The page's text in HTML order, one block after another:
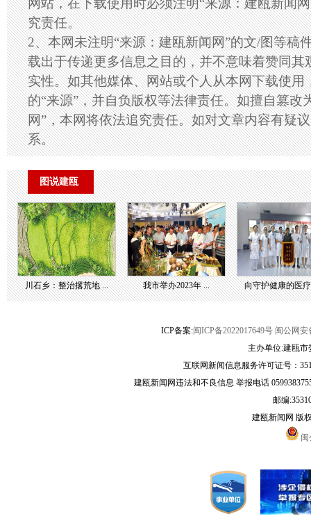
网站，在下载使用时必须注明“来源：建瓯新闻
究责任。
2、本网未注明“来源：建瓯新闻网”的文/图等稿
载出于传递更多信息之目的，并不意味着赞同其
实性。如其他媒体、网站或个人从本网下载使用
的“来源”，并自负版权等法律责任。如擅自篡改
网”，本网将依法追究责任。如对文章内容有疑
系。
图说建瓯
川石乡：整治撂荒地 ... 我市举办2023年 ... 向守护健康的医
ICP备案:闽ICP备2022017649号 闽公网安
主办单位:建瓯
互联网新闻信息服务许可证号：
建瓯新闻网违法和不良信息 举报电话
邮编
建瓯新闻网 版
闽